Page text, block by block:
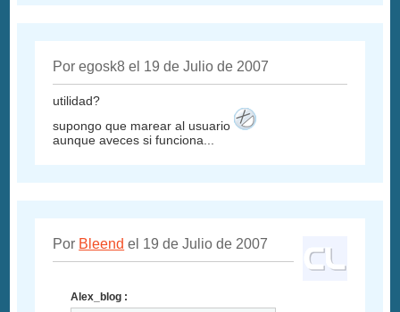
Por egosk8 el 19 de Julio de 2007
utilidad?
supongo que marear al usuario
aunque aveces si funciona...
Por Bleend el 19 de Julio de 2007
Alex_blog :